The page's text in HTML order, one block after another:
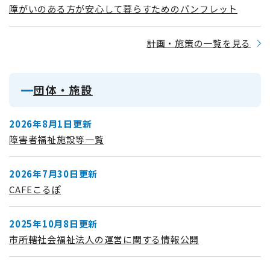
障がいのある方が安心して暮らすためのパンフレット
計画・施策の一覧を見る
団体・施設
2026年8月1日更新
障害者福祉施設等一覧
2026年7月30日更新
CAFEこるぽ
2025年10月8日更新
市所轄社会福祉法人の運営に関する情報公開